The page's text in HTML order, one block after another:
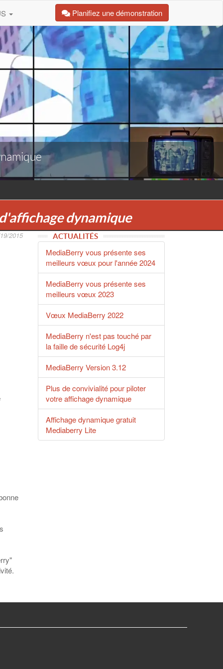
Planifiez une démonstration
dynamique
2015
Mediaberry
3.0 la
maturité
d'une
solution
d'affichage
dynamique
ACTUALITÉS
MediaBerry vous présente ses
meilleurs vœux pour l'année 2024
MediaBerry vous présente ses
meilleurs vœux 2023
Vœux MediaBerry 2022
MediaBerry n'est pas touché par
la faille de sécurité Log4j
MediaBerry Version 3.12
Plus de convivialité pour piloter
votre affichage dynamique
Affichage dynamique gratuit
Mediaberry Lite